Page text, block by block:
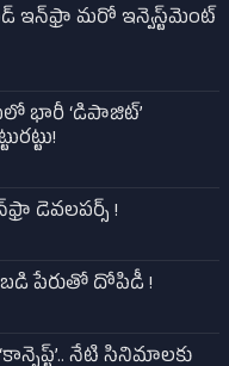
ఇన్‌ఫ్రా మరో ఇన్వెస్ట్‌మెంట్
భారీ ‘డిపాజిట్’
డెవలపర్స్ !
పేరుతో దోపిడీ !
నేటి సినిమాలకు